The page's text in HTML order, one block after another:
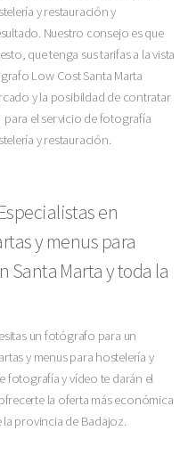
y restauración y
Nuestro consejo es que
que tenga sus tarifas a la vista
Low Cost Santa Marta
y la posibildad de contratar
el servicio de fotografía
y restauración.
en
y menus para
Santa Marta y toda la
un fotógrafo para un
y menus para hostelería y
fotografía y vídeo te darán el
la oferta más económica
provincia de Badajoz.